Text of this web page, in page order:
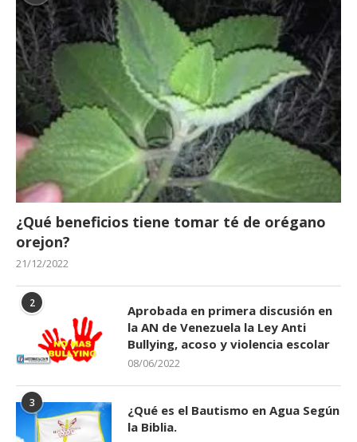
¿Qué beneficios tiene tomar té de orégano
orejon?
21/12/2022
2
Aprobada en primera discusión en
la AN de Venezuela la Ley Anti
Bullying, acoso y violencia escolar
08/06/2022
3
¿Qué es el Bautismo en Agua Según
la Biblia.